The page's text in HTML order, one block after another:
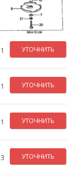
1 УТОЧНИТЬ
1 УТОЧНИТЬ
1 УТОЧНИТЬ
3 УТОЧНИТЬ